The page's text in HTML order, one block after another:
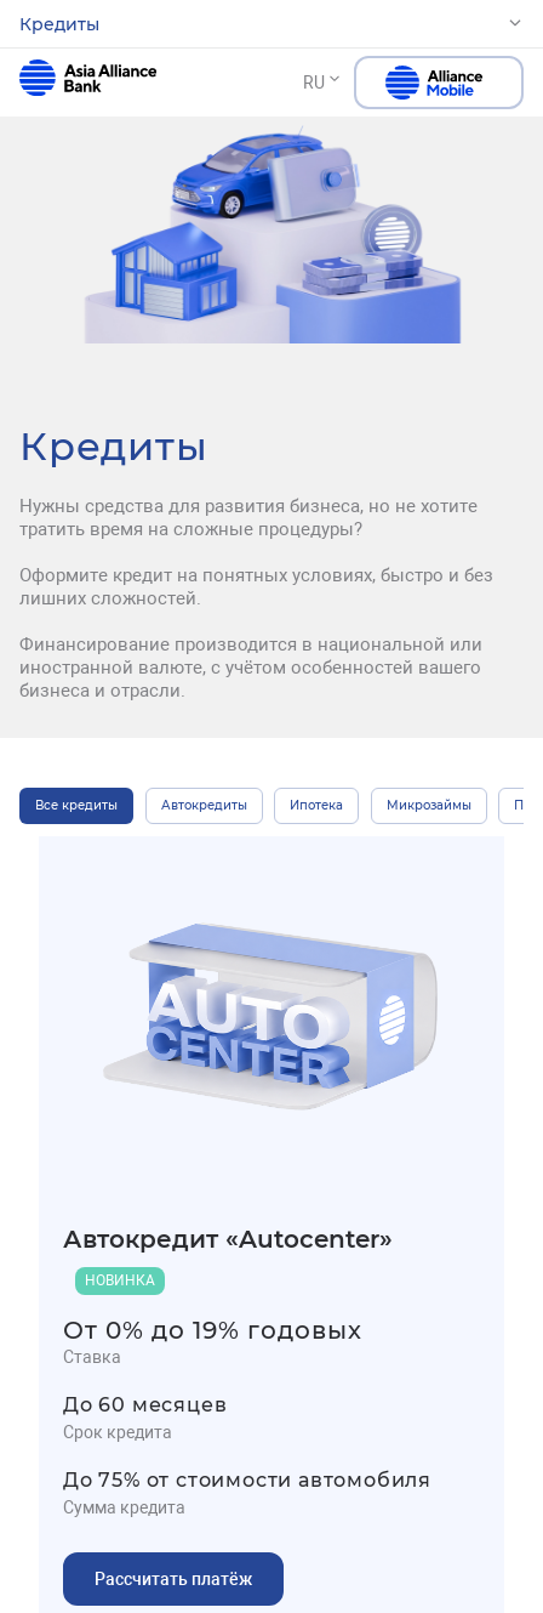
Кредиты
RU
Кредиты
Нужны средства для развития бизнеса, но не хотите
тратить время на сложные процедуры?
Оформите кредит на понятных условиях, быстро и без
лишних сложностей.
Финансирование производится в национальной или
иностранной валюте, с учётом особенностей вашего
бизнеса и отрасли.
Все кредиты Автокредиты Ипотека Микрозаймы
Автокредит «Autocenter»
НОВИНКА
От 0% до 19% годовых
Ставка
До 60 месяцев
Срок кредита
До 75% от стоимости автомобиля
Сумма кредита
Рассчитать платёж